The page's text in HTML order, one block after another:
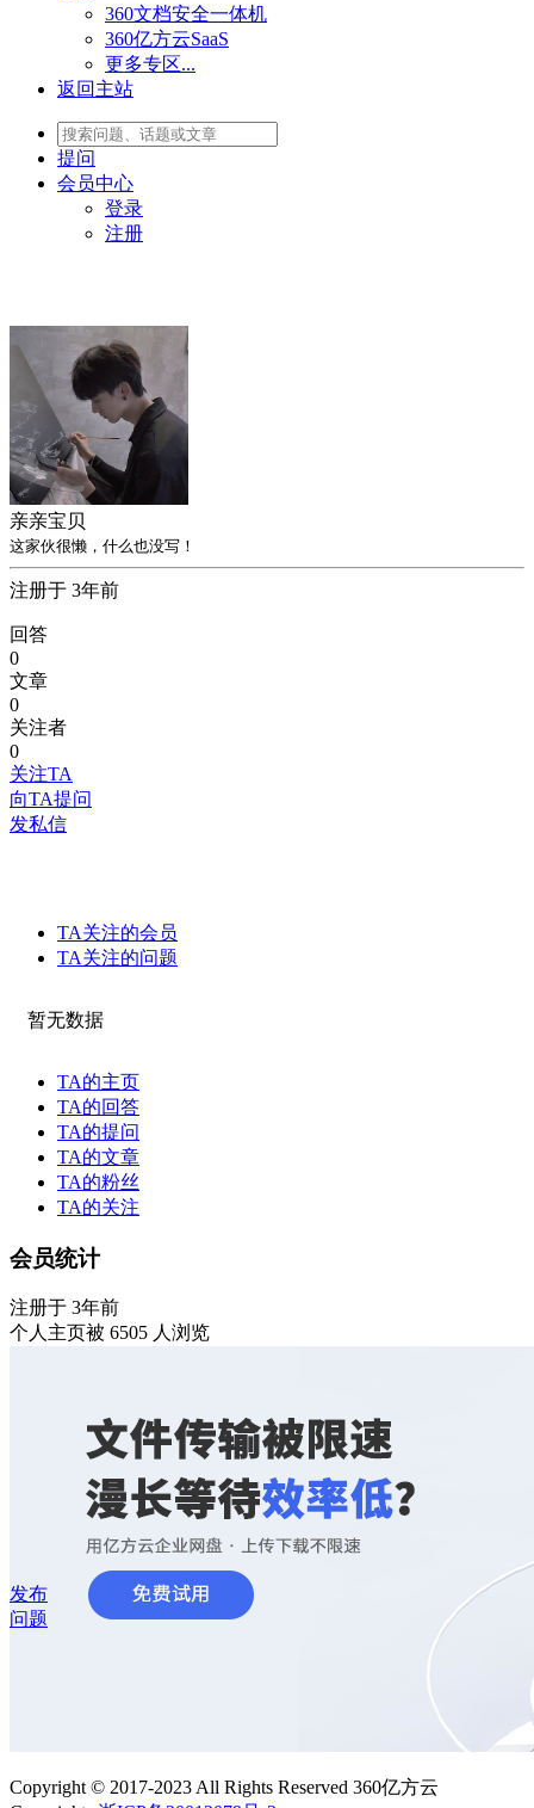
360文档安全一体机
360亿方云SaaS
更多专区...
返回主站
提问
会员中心
登录
注册
亲亲宝贝
这家伙很懒，什么也没写！
注册于 3年前
回答
0
文章
0
关注者
0
关注TA
向TA提问
发私信
TA关注的会员
TA关注的问题
暂无数据
TA的主页
TA的回答
TA的提问
TA的文章
TA的粉丝
TA的关注
会员统计
注册于 3年前
个人主页被 6505 人浏览
Copyright © 2017-2023 All Rights Reserved 360亿方云
发布
问题